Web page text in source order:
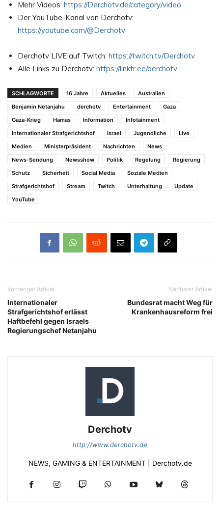
Mehr Videos: https://Derchotv.de/category/video
Der YouTube-Kanal von Derchotv:
https://youtube.com/@Derchotv
Derchotv LIVE auf Twitch: https://twitch.tv/Derchotv
Alle Links zu Derchotv: https://linktr.ee/derchotv
SCHLAGWORTE 16 Jahre Aktuelles
Australien
Benjamin Netanjahu
derchotv Entertainment
Gaza
Gaza-Krieg
Hamas Information
Infotainment
Internationaler Strafgerichtshof
Israel Jugendliche
Live
Medien
Ministerpräsident Nachrichten
News
News-Sendung
Newsshow Politik Regelung
Regierung
Schutz
Sicherheit Social Media
Soziale Medien
Strafgerichtshof
Stream Twitch Unterhaltung
Update
YouTube
Vorheriger Artikel
Internationaler
Strafgerichtshof erlässt
Haftbefehl gegen Israels
Regierungschef Netanjahu
Nächster Artikel
Bundesrat macht Weg für
Krankenhausreform frei
Derchotv
http://www.derchotv.de
NEWS, GAMING & ENTERTAINMENT | Derchotv.de